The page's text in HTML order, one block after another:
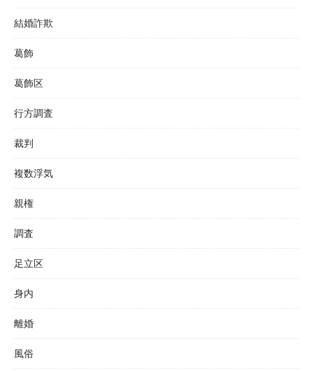
結婚詐欺
葛飾
葛飾区
行方調査
裁判
複数浮気
親権
調査
足立区
身内
離婚
風俗